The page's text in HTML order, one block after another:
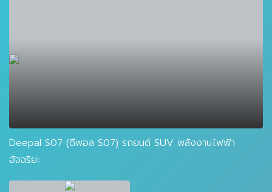
Deepal S07 (ดีพอล S07) รถยนต์ SUV พลังงานไฟฟ้า
อัจฉริยะ